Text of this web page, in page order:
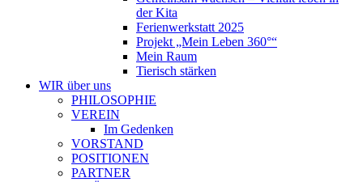
der Kita
Ferienwerkstatt 2025
Projekt „Mein Leben 360°“
Mein Raum
Tierisch stärken
WIR über uns
PHILOSOPHIE
VEREIN
Im Gedenken
VORSTAND
POSITIONEN
PARTNER